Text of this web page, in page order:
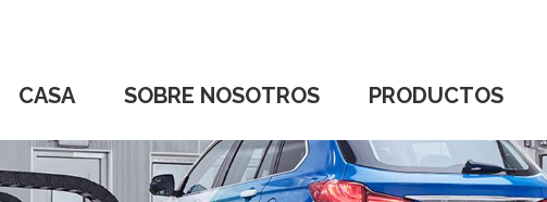
CASA SOBRE NOSOTROS PRODUCTOS